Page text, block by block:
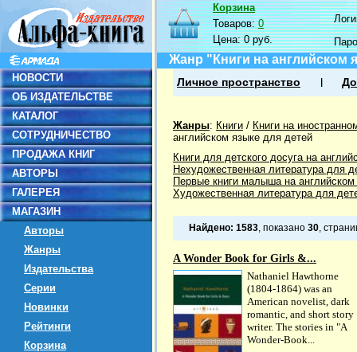
НОВОСТИ
ОБ ИЗДАТЕЛЬСТВЕ
КАТАЛОГ
СОТРУДНИЧЕСТВО
ПРОДАЖА КНИГ
АВТОРЫ
ГАЛЕРЕЯ
МАГАЗИН
Авторы
Жанры
Издательства
Серии
Новинки
Рейтинги
Корзина
Корзина
Товаров:0
Цена:0 руб.
Жанр "Книги на английском
Личное пространство
Жанры: Книги / Книги на
английском языке для детей
Книги для детского досуга на
Нехудожественная литература для
Первые книги малыша на английском
Художественная литература для
Найдено: 1583, показано 30,
A Wonder Book for Girls &...
Nathaniel Hawthorne
(1804-1864) was an
American novelist, dark
romantic, and short story
writer. The stories in "A
Wonder-Book...